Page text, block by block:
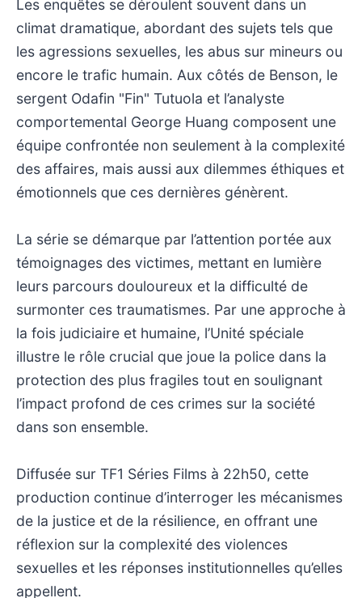
Les enquêtes se déroulent souvent dans un
climat dramatique, abordant des sujets tels que
les agressions sexuelles, les abus sur mineurs ou
encore le trafic humain. Aux côtés de Benson, le
sergent Odafin "Fin" Tutuola et l’analyste
comportemental George Huang composent une
équipe confrontée non seulement à la complexité
des affaires, mais aussi aux dilemmes éthiques et
émotionnels que ces dernières génèrent.
La série se démarque par l’attention portée aux
témoignages des victimes, mettant en lumière
leurs parcours douloureux et la difficulté de
surmonter ces traumatismes. Par une approche à
la fois judiciaire et humaine, l’Unité spéciale
illustre le rôle crucial que joue la police dans la
protection des plus fragiles tout en soulignant
l’impact profond de ces crimes sur la société
dans son ensemble.
Diffusée sur TF1 Séries Films à 22h50, cette
production continue d’interroger les mécanismes
de la justice et de la résilience, en offrant une
réflexion sur la complexité des violences
sexuelles et les réponses institutionnelles qu’elles
appellent.